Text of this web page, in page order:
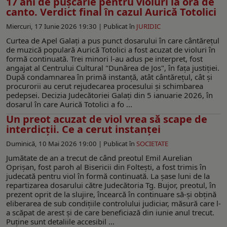
canto. Verdict final în cazul Aurică Totolici
Miercuri, 17 Iunie 2026 19:30 | Publicat în JURIDIC
Curtea de Apel Galați a pus punct dosarului în care cântărețul
de muzică populară Aurică Totolici a fost acuzat de violuri în
formă continuată. Trei minori l-au adus pe interpret, fost
angajat al Centrului Cultural "Dunărea de Jos", în fața justiției.
După condamnarea în primă instanță, atât cântărețul, cât și
procurorii au cerut rejudecarea procesului și schimbarea
pedepsei. Decizia Judecătoriei Galați din 5 ianuarie 2026, în
dosarul în care Aurică Totolici a fo ...
Un preot acuzat de viol vrea să scape de
interdicții. Ce a cerut instanței
Duminică, 10 Mai 2026 19:00 | Publicat în SOCIETATE
Jumătate de an a trecut de când preotul Emil Aurelian
Oprișan, fost paroh al Bisericii din Foltești, a fost trimis în
judecată pentru viol în formă continuată. La șase luni de la
repartizarea dosarului către Judecătoria Tg. Bujor, preotul, în
prezent oprit de la slujire, încearcă în continuare să-și obțină
eliberarea de sub condițiile controlului judiciar, măsură care l-
a scăpat de arest și de care beneficiază din iunie anul trecut.
Puține sunt detaliile accesibil ...